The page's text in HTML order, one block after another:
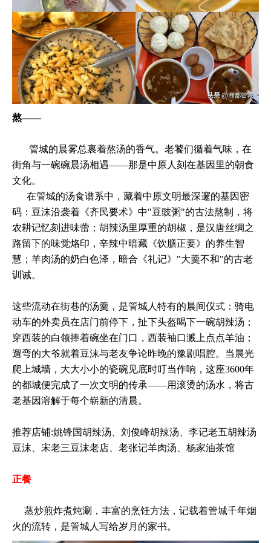
熬——
管城的晨雾总裹着熬汤的香气。老饕们循着气味，在
街角与一碗碗晨汤相遇——那是中原人刻在基因里的朝食
文化。
在管城的汤食谱系中，藏着中原文明最深邃的基因密
码：豆沫沿袭着《齐民要术》中"豆豉粥"的古法熬制，将
农耕记忆刻进味蕾；胡辣汤里厚重的胡椒，是汉唐丝绸之
路留下的味觉烙印，辛辣中暗藏《饮膳正要》的养生智
慧；羊肉汤的奶白色泽，暗合《礼记》"大羹不和"的古老
训诫。
这些流动在街巷的汤羹，是管城人特有的晨间仪式：骑电
动车的外卖员在店门前停下，扯下头盔喝下一碗胡辣汤；
穿西装的白领捧着碗坐在门口，西装袖口溅上点点羊油；
遛弯的大爷就着豆沫与老友争论昨晚的豫剧唱腔。当晨光
爬上城墙，大大小小的瓷碗见底时叮当作响，这座3600年
的都城便完成了一次文明的传承——用滚烫的汤水，将古
老基因溶解于每个崭新的清晨。
推荐店铺:姚锋国胡辣汤、刘俊峰胡辣汤、李记老五胡辣汤
豆沫、宋老三豆沫老店、老张记羊肉汤、杨家油茶馆
正餐
蒸炒煎炸煮炖涮，丰富的烹饪方法，记载着管城千年烟
火的流转，是管城人写给岁月的家书。